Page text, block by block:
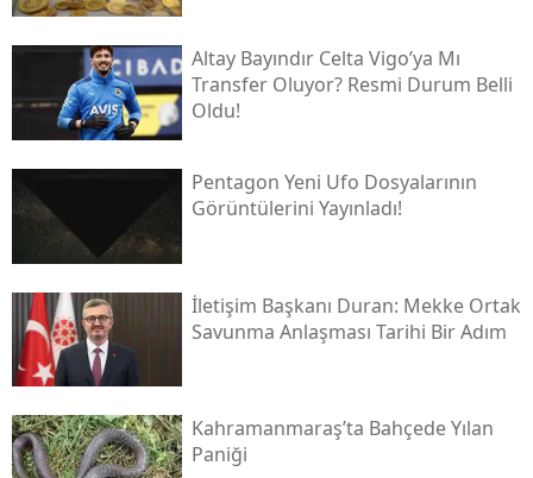
Altay Bayındır Celta Vigo’ya Mı
Transfer Oluyor? Resmi Durum Belli
Oldu!
Pentagon Yeni Ufo Dosyalarının
Görüntülerini Yayınladı!
İletişim Başkanı Duran: Mekke Ortak
Savunma Anlaşması Tarihi Bir Adım
Kahramanmaraş’ta Bahçede Yılan
Paniği